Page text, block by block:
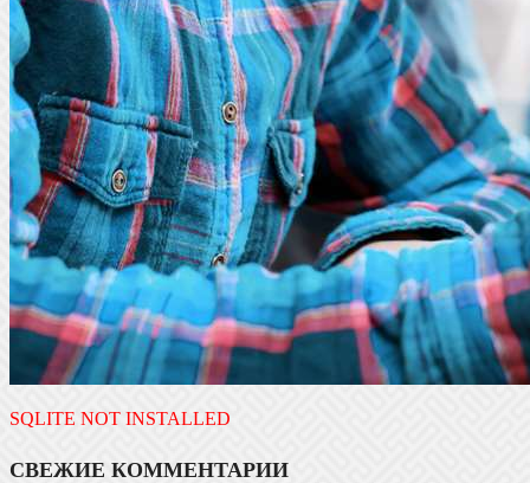
SQLITE NOT INSTALLED
СВЕЖИЕ КОММЕНТАРИИ